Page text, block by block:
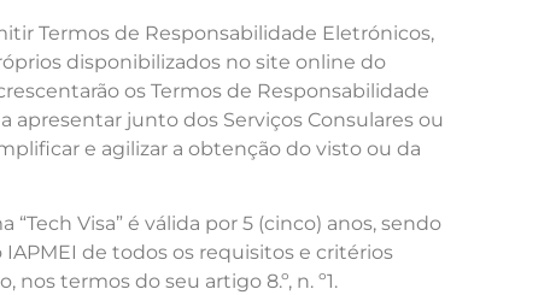
Termos de Responsabilidade Eletrónicos,
disponibilizados no site online do
os Termos de Responsabilidade
junto dos Serviços Consulares ou
e agilizar a obtenção do visto ou da
Visa” é válida por 5 (cinco) anos, sendo
de todos os requisitos e critérios
nos termos do seu artigo 8.º, n. º1.